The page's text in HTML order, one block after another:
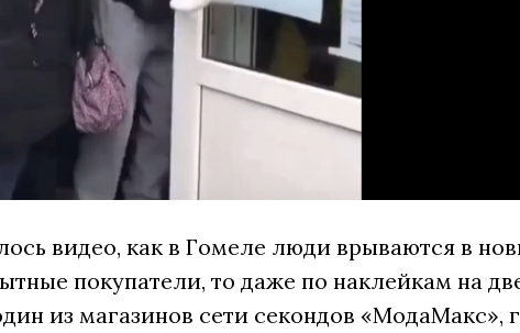
видео, как в Гомеле люди врываются в
покупатели, то даже по наклейкам на
из магазинов сети секондов «МодаМакс»,